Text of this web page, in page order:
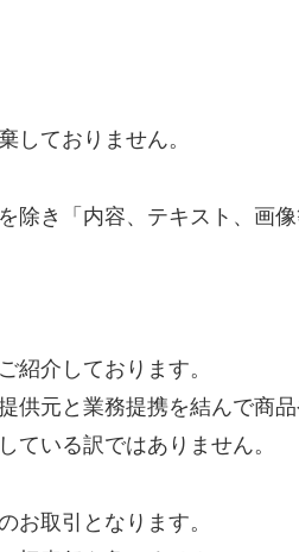
しておりません。
除き「内容、テキスト、画
紹介しております。
供元と業務提携を結んで商
ている訳ではありません。
お取引となります。